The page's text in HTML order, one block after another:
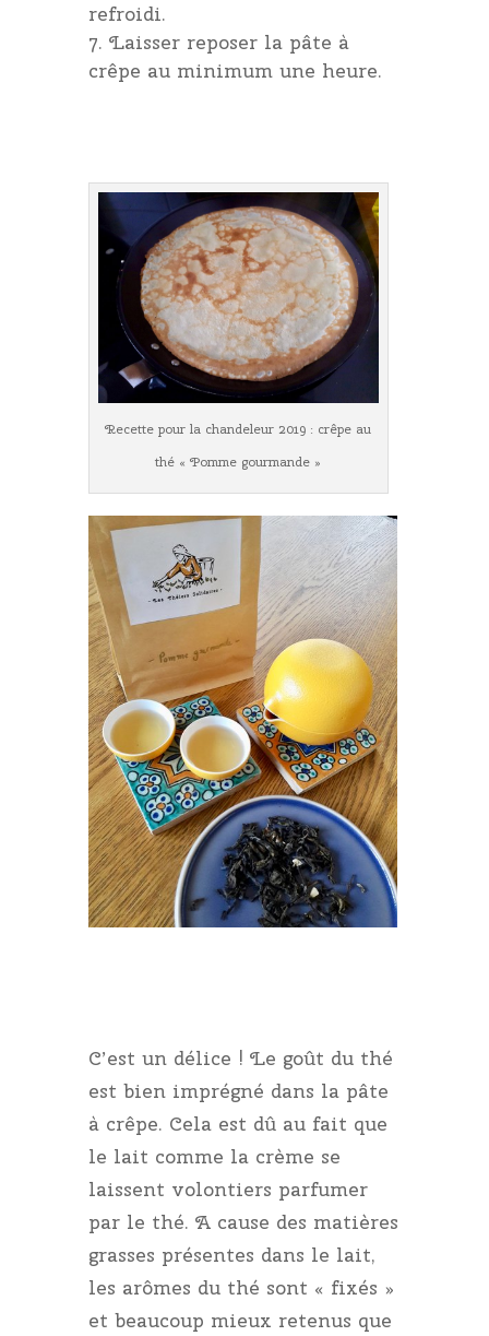
refroidi.
Laisser reposer la pâte à
crêpe au minimum une heure.
Recette pour la chandeleur 2019 : crêpe au
thé « Pomme gourmande »
C’est un délice ! Le goût du thé
est bien imprégné dans la pâte
à crêpe. Cela est dû au fait que
le lait comme la crème se
laissent volontiers parfumer
par le thé. A cause des matières
grasses présentes dans le lait,
les arômes du thé sont « fixés »
et beaucoup mieux retenus que